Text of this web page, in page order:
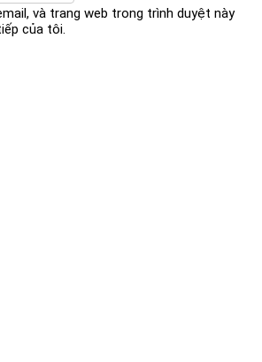
và trang web trong trình duyệt này
của tôi.